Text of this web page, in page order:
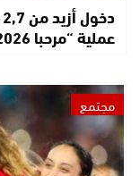
عملية “مرحبا 2026”
مجتمع